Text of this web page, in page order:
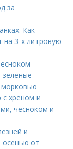
за
Как
на 3-х литровую
морковью
с хреном и
чесноком и
и
осенью от